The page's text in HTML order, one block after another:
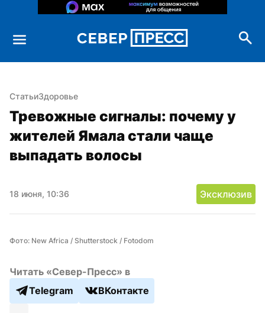
СтатьиЗдоровье
Тревожные сигналы: почему у
жителей Ямала стали чаще
выпадать волосы
18 июня, 10:36 Эксклюзив
Фото: New Africa / Shutterstock / Fotodom
Читать «Север-Пресс» в
Telegram
ВКонтакте